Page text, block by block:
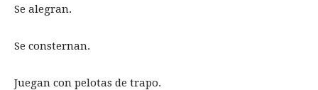
Se alegran.
Se consternan.
Juegan con pelotas de trapo.